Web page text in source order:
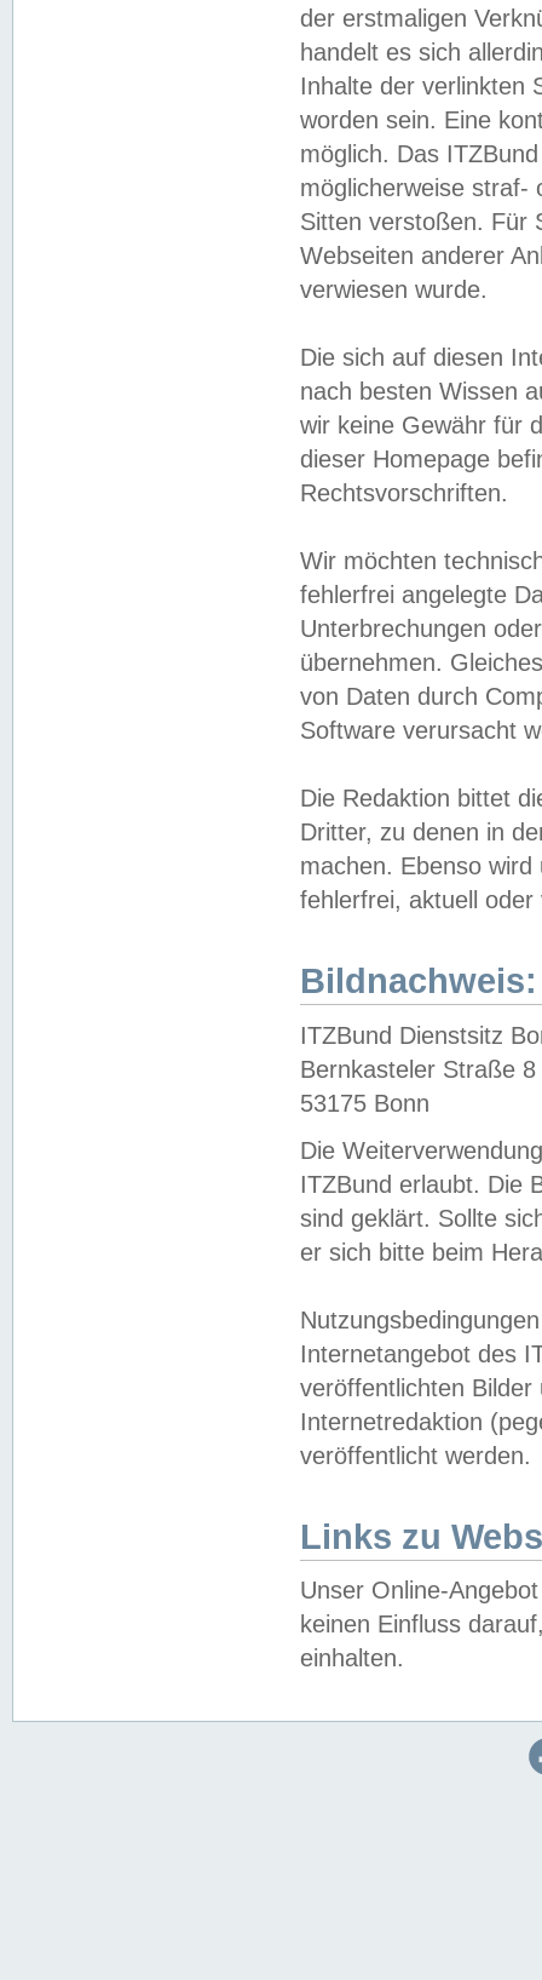
der erstmaligen
handelt es sich
Inhalte der verlinkten
worden sein. Eine
möglich. Das
möglicherweise straf-
Sitten verstoßen. Für
Webseiten anderer
verwiesen wurde.
Die sich auf diesen
nach besten Wissen
wir keine Gewähr für
dieser Homepage
Rechtsvorschriften.
Wir möchten
fehlerfrei angelegte
Unterbrechungen
übernehmen.
von Daten durch
Software verursacht
Die Redaktion bittet
Dritter, zu denen in
machen. Ebenso
fehlerfrei, aktuell oder
Bildnachweis:
ITZBund Dienstsitz
Bernkasteler Straße 8
53175 Bonn
Die
ITZBund erlaubt. Die
sind geklärt. Sollte
er sich bitte beim
Internetangebot des
veröffentlichten
Internetredaktion
veröffentlicht werden.
Links zu
Unser Online-
keinen Einfluss
einhalten.